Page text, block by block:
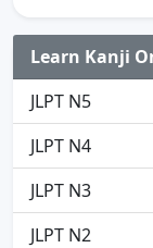
Learn Kanji
JLPT N5
JLPT N4
JLPT N3
JLPT N2